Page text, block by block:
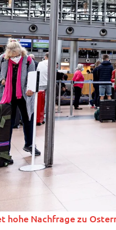
hohe Nachfrage zu